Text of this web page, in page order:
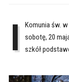
I
Komunia św.
sobotę, 20
szkół